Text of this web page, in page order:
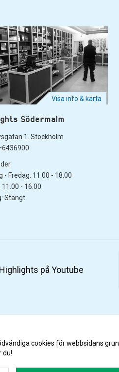
Visa info & karta
Södermalm
1. Stockholm
- Fredag: 11.00 - 18.00
11.00 - 16.00
Stängt
Highlights på Youtube
cookies för webbsidans
du!